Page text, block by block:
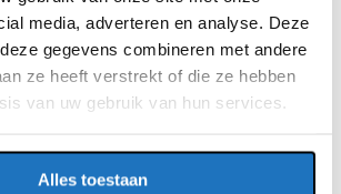
media, adverteren en analyse. Deze
gegevens combineren met andere
ze heeft verstrekt of die ze hebben
van uw gebruik van hun services.
Alles toestaan
over uw reis
algemene vervoer- en reisvoorwaarden van